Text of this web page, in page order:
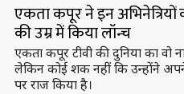
एकता कपूर ने इन अभिनेत्रियों
की उम्र में किया लॉन्च
एकता कपूर टीवी की दुनिया का वो
लेकिन कोई शक नहीं कि उन्होंने
पर राज किया है।